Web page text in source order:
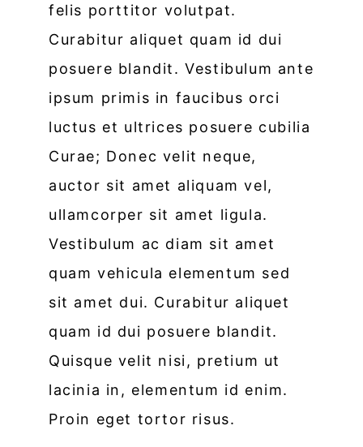
felis porttitor volutpat.
Curabitur aliquet quam id dui
posuere blandit. Vestibulum ante
ipsum primis in faucibus orci
luctus et ultrices posuere cubilia
Curae; Donec velit neque,
auctor sit amet aliquam vel,
ullamcorper sit amet ligula.
Vestibulum ac diam sit amet
quam vehicula elementum sed
sit amet dui. Curabitur aliquet
quam id dui posuere blandit.
Quisque velit nisi, pretium ut
lacinia in, elementum id enim.
Proin eget tortor risus.